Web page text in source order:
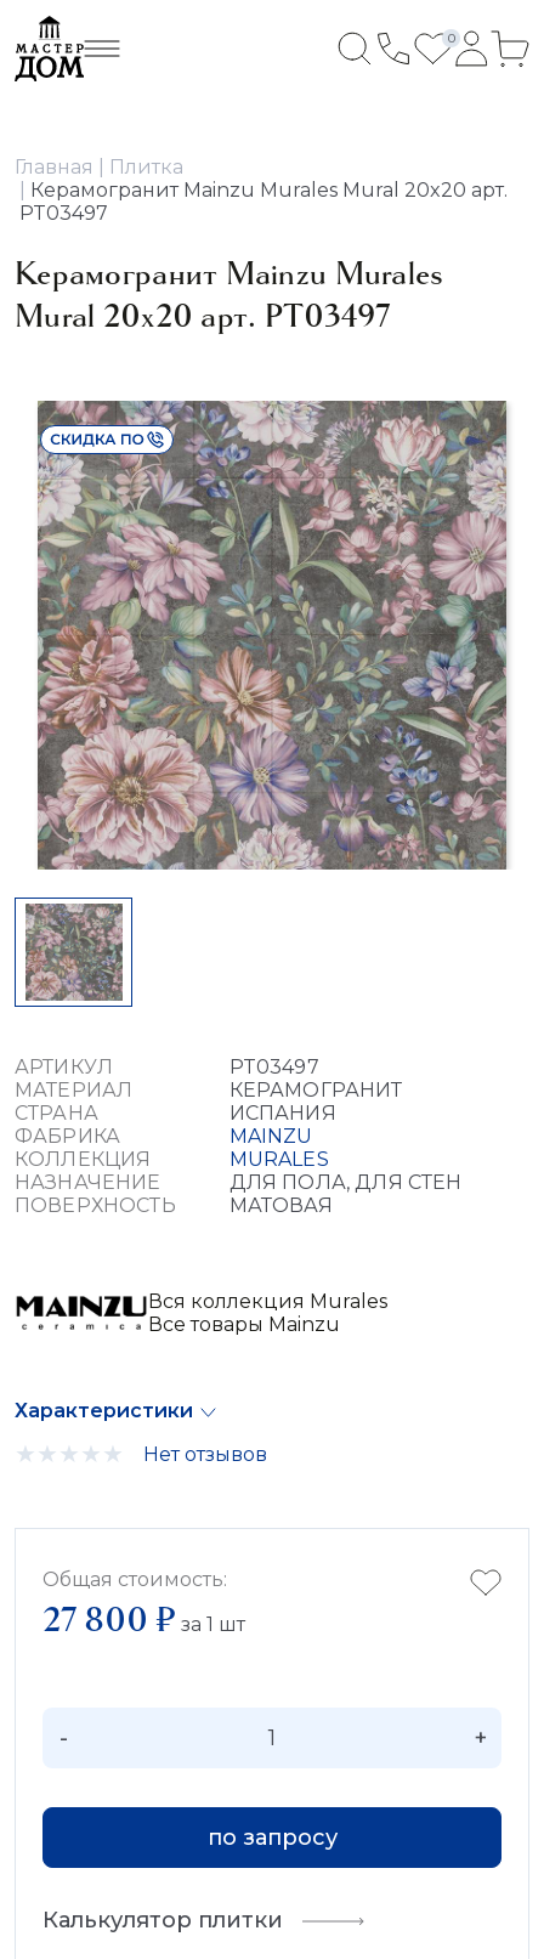
0
Главная
Плитка
Керамогранит Mainzu Murales Mural 20x20 арт.
PT03497
Керамогранит Mainzu Murales
Mural 20x20 арт. PT03497
АРТИКУЛ
PT03497
МАТЕРИАЛ
КЕРАМОГРАНИТ
СТРАНА
ИСПАНИЯ
ФАБРИКА
MAINZU
КОЛЛЕКЦИЯ
MURALES
НАЗНАЧЕНИЕ
ДЛЯ ПОЛА, ДЛЯ СТЕН
ПОВЕРХНОСТЬ
МАТОВАЯ
Вся коллекция Murales
Все товары Mainzu
Характеристики
Нет отзывов
Общая стоимость:
27 800 ₽ за 1 шт
- +
по запросу
Калькулятор плитки